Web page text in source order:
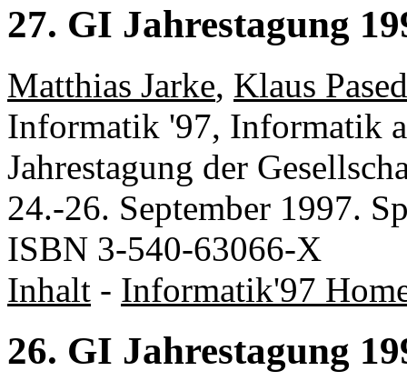
27. GI Jahrestagung
Matthias Jarke, Klaus
Informatik '97, Informatik
Jahrestagung der
24.-26. September 1997.
ISBN 3-540-63066-X
Inhalt - Informatik'97
26. GI Jahrestagung